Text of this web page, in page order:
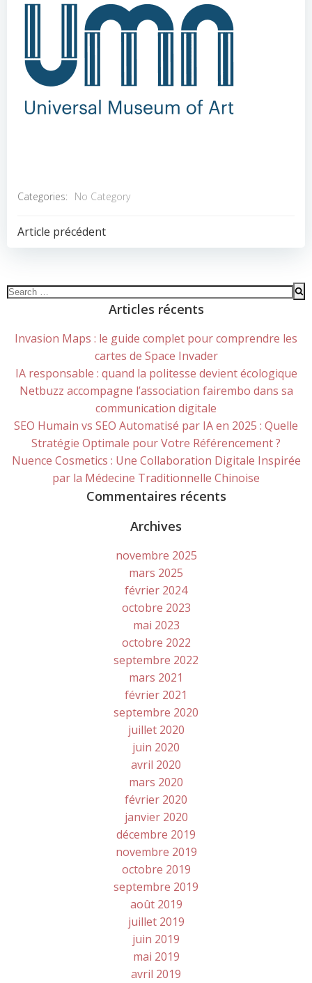
Categories: No Category
POST
Article précédent
Search
Articles récents
Invasion Maps : le guide complet pour comprendre les
cartes de Space Invader
IA responsable : quand la politesse devient écologique
Netbuzz accompagne l’association fairembo dans sa
communication digitale
SEO Humain vs SEO Automatisé par IA en 2025 : Quelle
Stratégie Optimale pour Votre Référencement ?
Nuence Cosmetics : Une Collaboration Digitale Inspirée
par la Médecine Traditionnelle Chinoise
Commentaires récents
Archives
novembre 2025
mars 2025
février 2024
octobre 2023
mai 2023
octobre 2022
septembre 2022
mars 2021
février 2021
septembre 2020
juillet 2020
juin 2020
avril 2020
mars 2020
février 2020
janvier 2020
décembre 2019
novembre 2019
octobre 2019
septembre 2019
août 2019
juillet 2019
juin 2019
mai 2019
avril 2019